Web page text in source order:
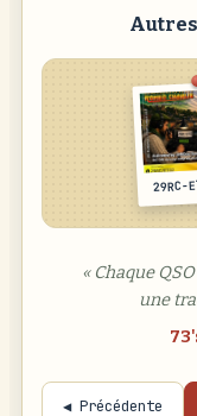
29RC-
« Chaque
une
◀ Précédente